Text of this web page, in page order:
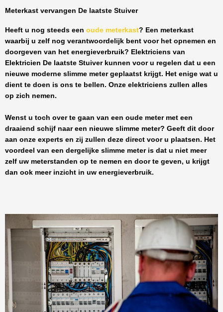
Meterkast vervangen De laatste Stuiver
Heeft u nog steeds een oude meterkast? Een meterkast
waarbij u zelf nog verantwoordelijk bent voor het opnemen en
doorgeven van het energieverbruik? Elektriciens van
Elektricien De laatste Stuiverkunnen voor u regelen dat u een
nieuwe moderne slimme meter geplaatst krijgt. Het enige wat u
dient te doen is ons te bellen. Onze elektriciens zullen alles
op zich nemen.
Wenst u toch over te gaan van een oude meter met een
draaiend schijf naar een nieuwe slimme meter? Geeft dit door
aan onze experts en zij zullen deze direct voor u plaatsen. Het
voordeel van een dergelijke slimme meter is dat u niet meer
zelf uw meterstanden op te nemen en door te geven, u krijgt
dan ook meer inzicht in uw energieverbruik.